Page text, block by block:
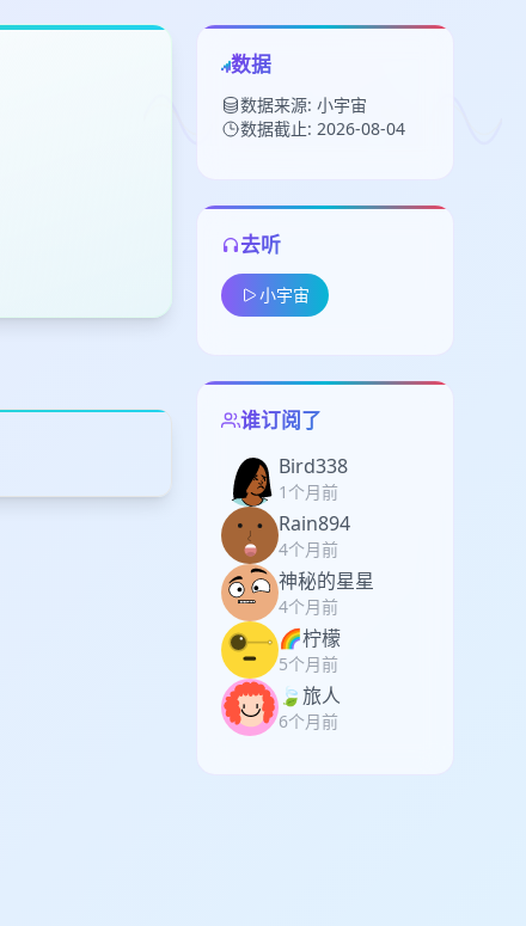
数据
数据来源: 小宇宙
数据截止: 2026-08-04
去听
小宇宙
谁订阅了
Bird338
1个月前
Rain894
4个月前
神秘的星星
4个月前
🌈柠檬
5个月前
🍃旅人
6个月前